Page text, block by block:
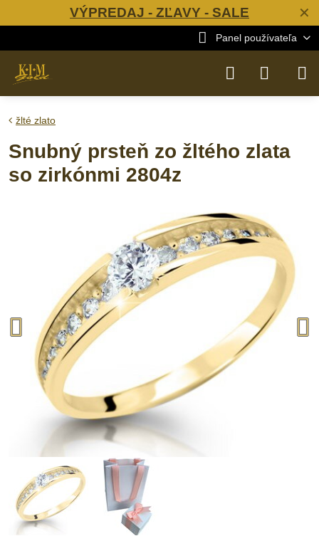
✕
VÝPREDAJ - ZĽAVY - SALE
Panel používateľa
žlté zlato
Snubný prsteň zo žltého zlata
so zirkónmi 2804z